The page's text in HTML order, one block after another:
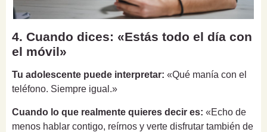
4. Cuando dices: «Estás todo el día con
el móvil»
Tu adolescente puede interpretar: «Qué manía con el
teléfono. Siempre igual.»
Cuando lo que realmente quieres decir es: «Echo de
menos hablar contigo, reírnos y verte disfrutar también de